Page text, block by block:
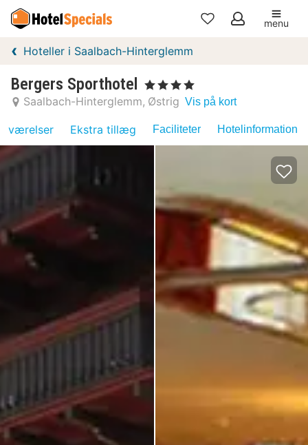
Mine
menu
Hoteller i Saalbach-Hinterglemm
Bergers Sporthotel , 4 Stjerner
Saalbach-Hinterglemm Østrig Vis på kort
værelser Ekstra tillæg Faciliteter Hotelinformation